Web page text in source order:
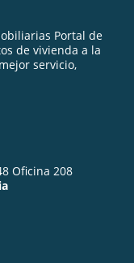
Portal de
de vivienda a la
servicio,
Oficina 208